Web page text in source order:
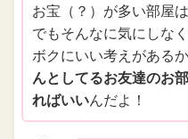
お宝（？）が多い部屋
でもそんなに気にしな
ボクにいい考えがあるか
んとしてるお友達のお
ればいいんだよ！